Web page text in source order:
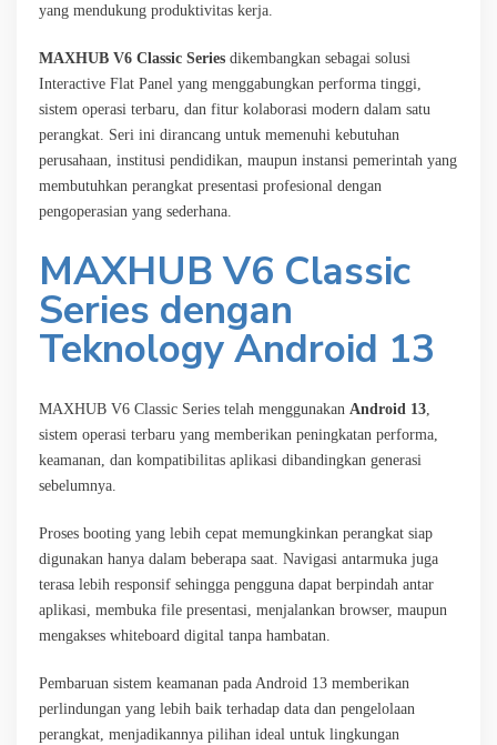
yang mendukung produktivitas kerja.
MAXHUB V6 Classic Series dikembangkan sebagai solusi
Interactive Flat Panel yang menggabungkan performa tinggi,
sistem operasi terbaru, dan fitur kolaborasi modern dalam satu
perangkat. Seri ini dirancang untuk memenuhi kebutuhan
perusahaan, institusi pendidikan, maupun instansi pemerintah yang
membutuhkan perangkat presentasi profesional dengan
pengoperasian yang sederhana.
MAXHUB V6 Classic
Series dengan
TeknologyAndroid 13
MAXHUB V6 Classic Series telah menggunakan Android 13
sistem operasi terbaru yang memberikan peningkatan performa,
keamanan, dan kompatibilitas aplikasi dibandingkan generasi
sebelumnya.
Proses booting yang lebih cepat memungkinkan perangkat siap
digunakan hanya dalam beberapa saat. Navigasi antarmuka juga
terasa lebih responsif sehingga pengguna dapat berpindah antar
aplikasi, membuka file presentasi, menjalankan browser, maupun
mengakses whiteboard digital tanpa hambatan.
Pembaruan sistem keamanan pada Android 13 memberikan
perlindungan yang lebih baik terhadap data dan pengelolaan
perangkat, menjadikannya pilihan ideal untuk lingkungan